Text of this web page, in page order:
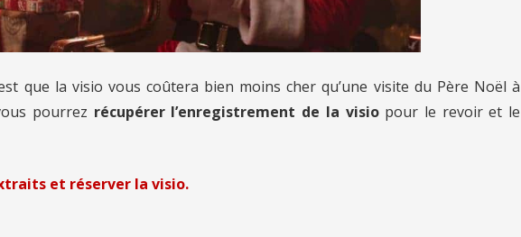
que la visio vous coûtera bien moins cher qu’une visite du Père Noël à
pourrez récupérer l’enregistrement de la visiopour le revoir et le
et réserver la visio.